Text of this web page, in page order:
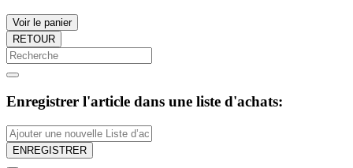
Voir le panier
RETOUR
Enregistrer l'article dans une liste d'achats:
ENREGISTRER